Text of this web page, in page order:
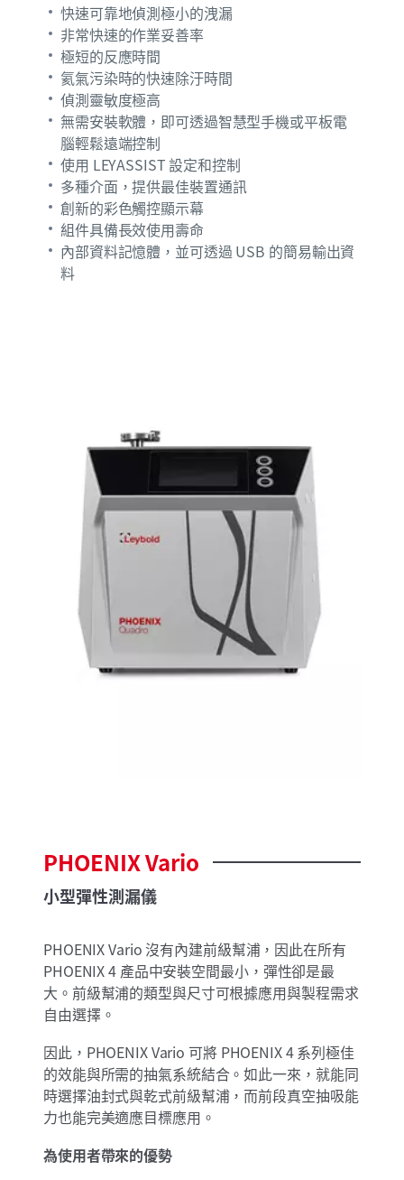
快速可靠地偵測極小的洩漏
非常快速的作業妥善率
極短的反應時間
氦氣污染時的快速除汙時間
偵測靈敏度極高
無需安裝軟體，即可透過智慧型手機或平板電
腦輕鬆遠端控制
使用 LEYASSIST 設定和控制
多種介面，提供最佳裝置通訊
創新的彩色觸控顯示幕
組件具備長效使用壽命
內部資料記憶體，並可透過 USB 的簡易輸出資
料
PHOENIXVario
小型彈性測漏儀
PHOENIX Vario 沒有內建前級幫浦，因此在所有
PHOENIX 4 產品中安裝空間最小，彈性卻是最
大。前級幫浦的類型與尺寸可根據應用與製程需求
自由選擇。
因此，PHOENIX Vario 可將 PHOENIX 4 系列極佳
的效能與所需的抽氣系統結合。如此一來，就能同
時選擇油封式與乾式前級幫浦，而前段真空抽吸能
力也能完美適應目標應用。
為使用者帶來的優勢